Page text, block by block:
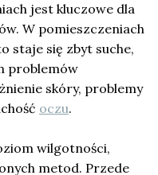
jest kluczowe dla
W pomieszczeniach
staje się zbyt suche,
problemów
skóry, problemy
oczu.
wilgotności,
metod. Przede